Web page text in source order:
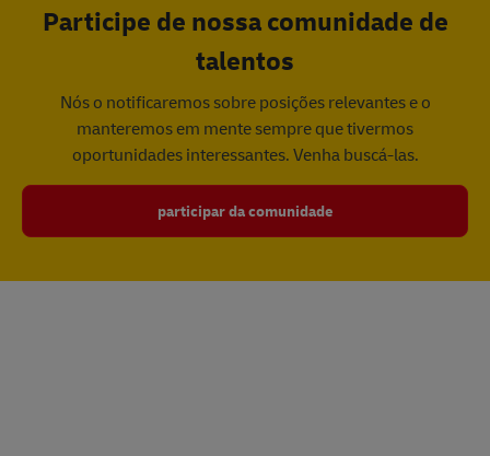
Participe de nossa comunidade de
talentos
Nós o notificaremos sobre posições relevantes e o
manteremos em mente sempre que tivermos
oportunidades interessantes. Venha buscá-las.
participar da comunidade